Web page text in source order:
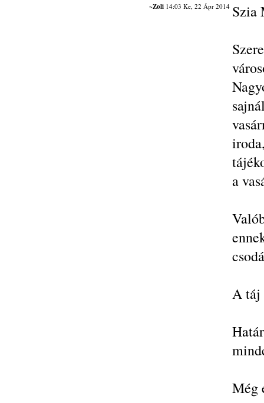
~Zoli14:03 Ke, 22 Ápr 2014 Szia
a
A táj
Még